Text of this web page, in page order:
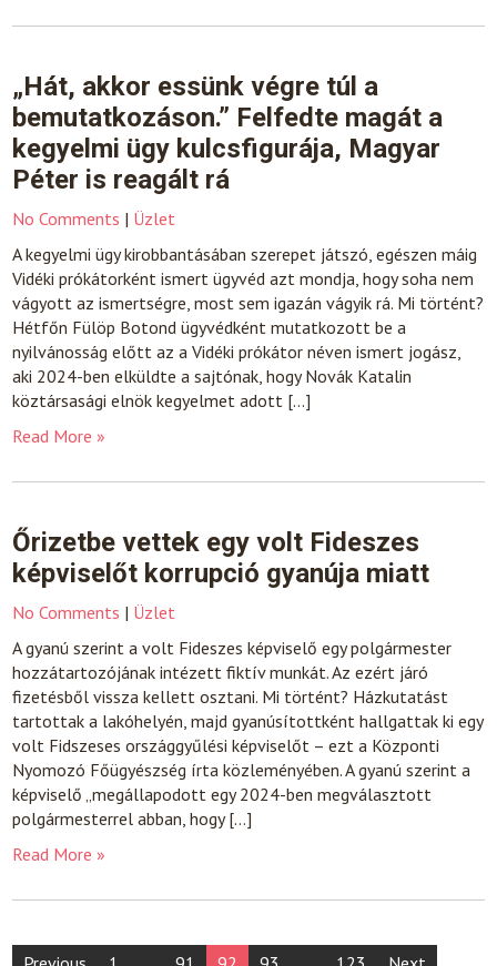
„Hát, akkor essünk végre túl a
bemutatkozáson.” Felfedte magát a
kegyelmi ügy kulcsfigurája, Magyar
Péter is reagált rá
No Comments | Üzlet
A kegyelmi ügy kirobbantásában szerepet játszó, egészen máig
Vidéki prókátorként ismert ügyvéd azt mondja, hogy soha nem
vágyott az ismertségre, most sem igazán vágyik rá. Mi történt?
Hétfőn Fülöp Botond ügyvédként mutatkozott be a
nyilvánosság előtt az a Vidéki prókátor néven ismert jogász,
aki 2024-ben elküldte a sajtónak, hogy Novák Katalin
köztársasági elnök kegyelmet adott […]
Read More »
Őrizetbe vettek egy volt Fideszes
képviselőt korrupció gyanúja miatt
No Comments | Üzlet
A gyanú szerint a volt Fideszes képviselő egy polgármester
hozzátartozójának intézett fiktív munkát. Az ezért járó
fizetésből vissza kellett osztani. Mi történt? Házkutatást
tartottak a lakóhelyén, majd gyanúsítottként hallgattak ki egy
volt Fidszeses országgyűlési képviselőt – ezt a Központi
Nyomozó Főügyészség írta közleményében. A gyanú szerint a
képviselő „megállapodott egy 2024-ben megválasztott
polgármesterrel abban, hogy […]
Read More »
Posts